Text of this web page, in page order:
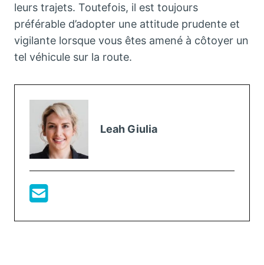
leurs trajets. Toutefois, il est toujours
préférable d’adopter une attitude prudente et
vigilante lorsque vous êtes amené à côtoyer un
tel véhicule sur la route.
Leah Giulia